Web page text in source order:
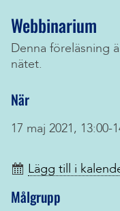
Webbinarium
Denna föreläsning
nätet.
När
17 maj 2021, 13:00-
Lägg till i
Målgrupp